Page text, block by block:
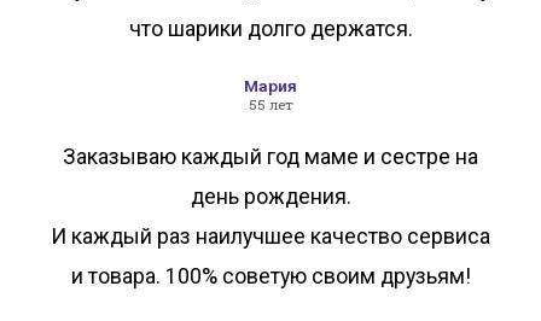
что шарики долго держатся.
Мария
55 лет
Заказываю каждый год маме и сестре на
день рождения.
И каждый раз наилучшее качество сервиса
и товара. 100% советую своим друзьям!